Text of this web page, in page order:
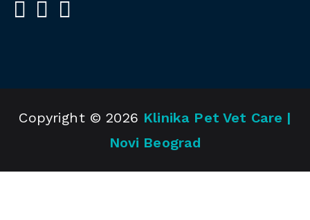
Copyright © 2026 Klinika Pet Vet Care |
Novi Beograd